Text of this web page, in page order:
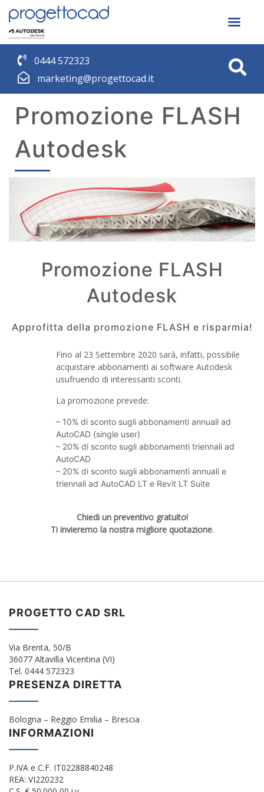
0444 572323
marketing@progettocad.it
Promozione FLASH
Autodesk
Promozione FLASH
Autodesk
Approfitta della promozione FLASH e risparmia!
Fino al 23 Settembre 2020 sarà, infatti, possibile
acquistare abbonamenti ai software Autodesk
usufruendo di interessanti sconti.
La promozione prevede:
– 10% di sconto sugli abbonamenti annuali ad
AutoCAD (single user)
– 20% di sconto sugli abbonamenti triennali ad
AutoCAD
– 20% di sconto sugli abbonamenti annuali e
triennali ad AutoCAD LT e Revit LT Suite
Chiedi un preventivo gratuito!
Ti invieremo la nostra migliore quotazione.
PROGETTO CAD SRL
Via Brenta, 50/B
36077 Altavilla Vicentina (VI)
Tel. 0444 572323
PRESENZA DIRETTA
Bologna – Reggio Emilia – Brescia
INFORMAZIONI
P.IVA e C.F. IT02288840248
REA: VI220232